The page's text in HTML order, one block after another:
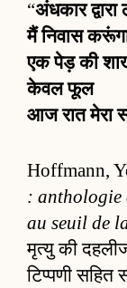
“अंधकार
मैं निवास
एक पेड़ की
केवल फूल
आज रात मेरा
Hoffmann,
: anthologie
au seuil de
मृत्यु की
टिप्पणी